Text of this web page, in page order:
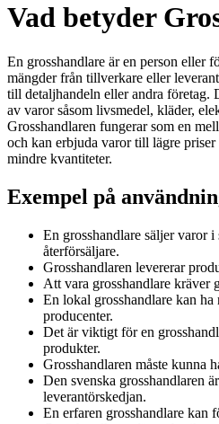
Vad betyder
En grosshandlare är en person eller
mängder från tillverkare eller
till detaljhandeln eller andra företag.
av varor såsom livsmedel, kläder,
Grosshandlaren fungerar som en
och kan erbjuda varor till lägre
mindre kvantiteter.
Exempel på
En grosshandlare säljer varor
återförsäljare.
Grosshandlaren levererar
Att vara grosshandlare kräver
En lokal grosshandlare kan ha
producenter.
Det är viktigt för en
produkter.
Grosshandlaren måste kunna
Den svenska grosshandlaren
leverantörskedjan.
En erfaren grosshandlare kan